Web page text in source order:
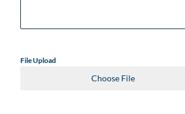
File Upload
Choose File